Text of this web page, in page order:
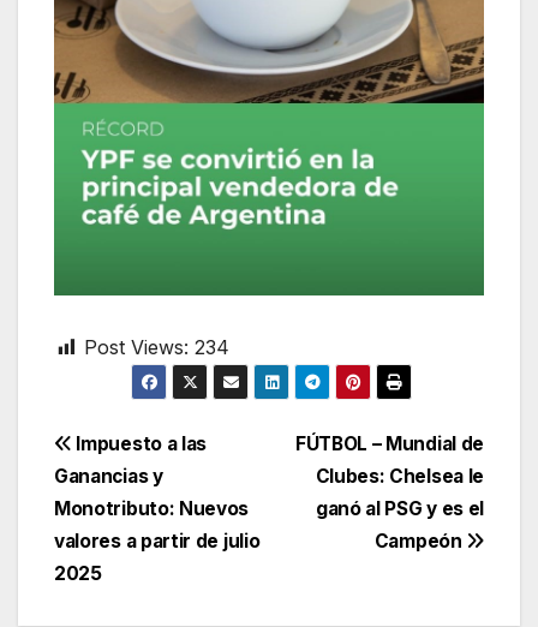
Post Views: 234
Navegación
de
entradas
FÚTBOL – Mundial de
Clubes: Chelsea le
ganó al PSG y es el
Campeón
Impuesto a las
Ganancias y
Monotributo: Nuevos
valores a partir de julio
2025